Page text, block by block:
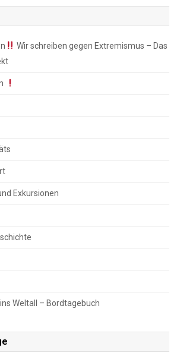
Wir schreiben gegen Extremismus – Das
Exkursionen
Weltall – Bordtagebuch